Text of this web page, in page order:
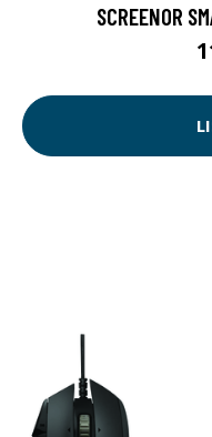
SCREENOR